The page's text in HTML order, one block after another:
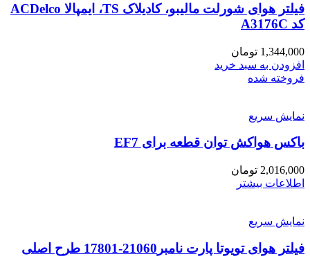
فیلتر هوای شورلت مالیبو، کادیلاک TS، ایمپالا ACDelco
کد A3176C
1,344,000 تومان
افزودن به سبد خرید
فروخته شده
نمایش سریع
باکس هواکش توان قطعه برای EF7
2,016,000 تومان
اطلاعات بیشتر
نمایش سریع
فیلتر هوای تویوتا پارت نامبر21060-17801 طرح اصلی